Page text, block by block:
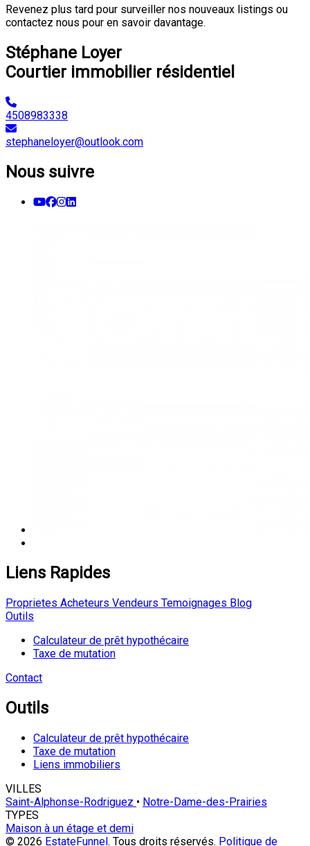
Revenez plus tard pour surveiller nos nouveaux listings ou
contactez nous pour en savoir davantage.
Stéphane Loyer
Courtier immobilier résidentiel
4508983338
stephaneloyer@outlook.com
Nous suivre
Liens Rapides
Proprietes Acheteurs Vendeurs Temoignages Blog
Outils
Calculateur de prêt hypothécaire
Taxe de mutation
Contact
Outils
Calculateur de prêt hypothécaire
Taxe de mutation
Liens immobiliers
VILLES
Saint-Alphonse-Rodriguez • Notre-Dame-des-Prairies
TYPES
Maison à un étage et demi
© 2026 EstateFunnel. Tous droits réservés. Politique de